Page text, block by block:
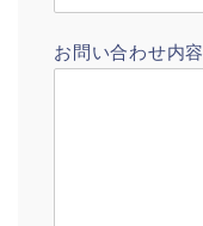
お問い合わせ内容